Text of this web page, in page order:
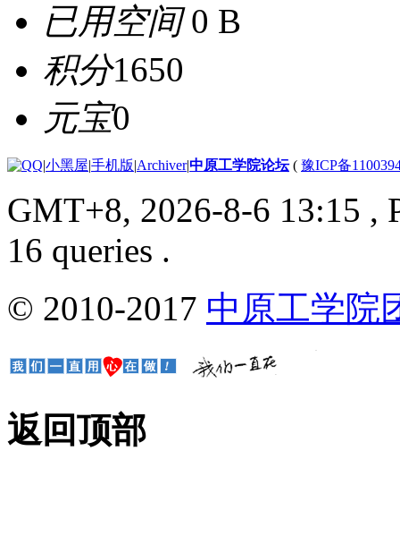
已用空间0 B
积分1650
元宝0
|小黑屋|手机版|Archiver|中原工学院论坛( 豫ICP备
GMT+8, 2026-8-6 13:15 ,
16 queries .
© 2010-2017 中原工学院
返回顶部